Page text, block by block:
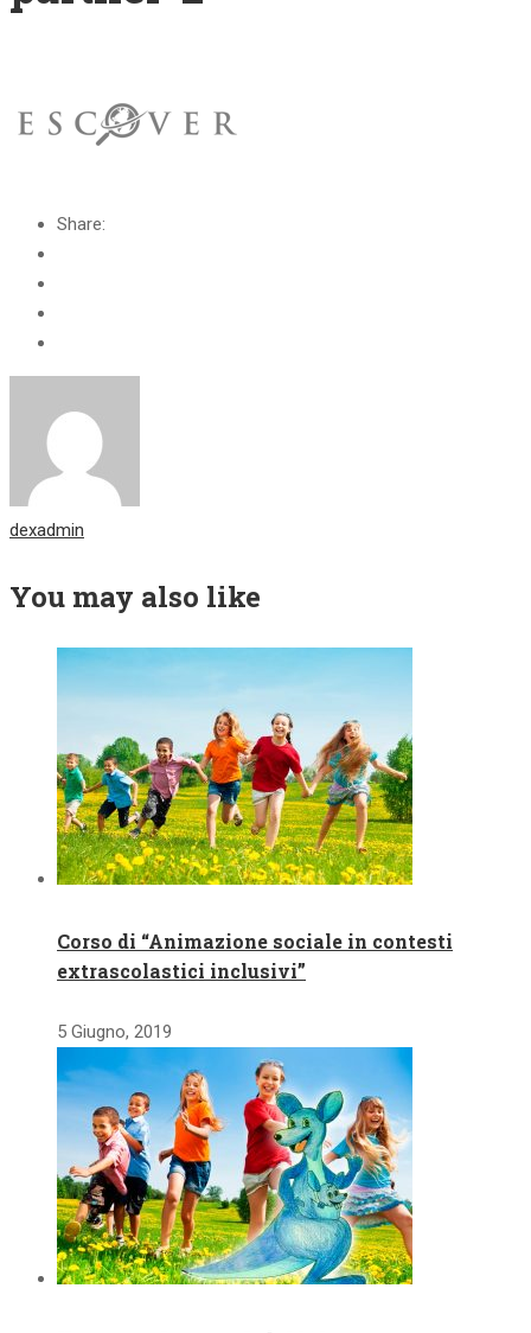
Share:
dexadmin
You may also like
Corso di “Animazione sociale in contesti
extrascolastici inclusivi”
5 Giugno, 2019